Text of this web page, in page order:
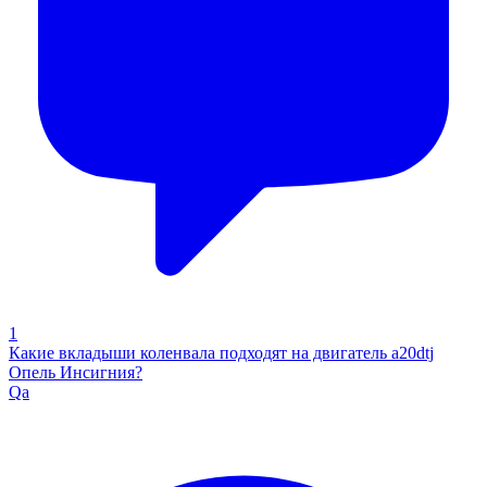
1
Какие вкладыши коленвала подходят на двигатель a20dtj
Опель Инсигния?
Qa